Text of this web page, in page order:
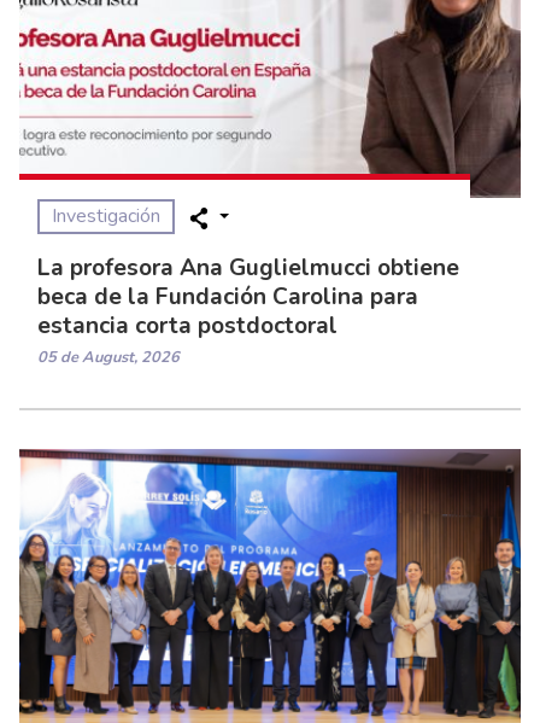
Investigación
La profesora Ana Guglielmucci obtiene
beca de la Fundación Carolina para
estancia corta postdoctoral
05 de August, 2026